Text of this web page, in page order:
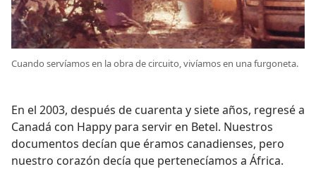
Cuando servíamos en la obra de circuito, vivíamos en una furgoneta.
En el 2003, después de cuarenta y siete años, regresé a
Canadá con Happy para servir en Betel. Nuestros
documentos decían que éramos canadienses, pero
nuestro corazón decía que pertenecíamos a África.